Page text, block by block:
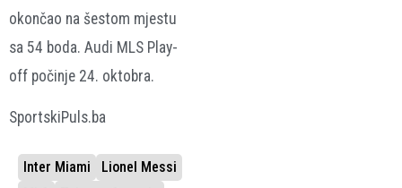
okončao na šestom mjestu
sa 54 boda. Audi MLS Play-
off počinje 24. oktobra.
SportskiPuls.ba
Inter Miami
Lionel Messi